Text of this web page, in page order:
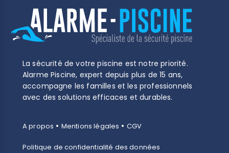
(1 avis)
La sécurité de votre piscine est notre priorité.
Alarme Piscine, expert depuis plus de 15 ans,
accompagne les familles et les professionnels
avec des solutions efficaces et durables.
A propos • Mentions légales • CGV
Politique de confidentialité des données